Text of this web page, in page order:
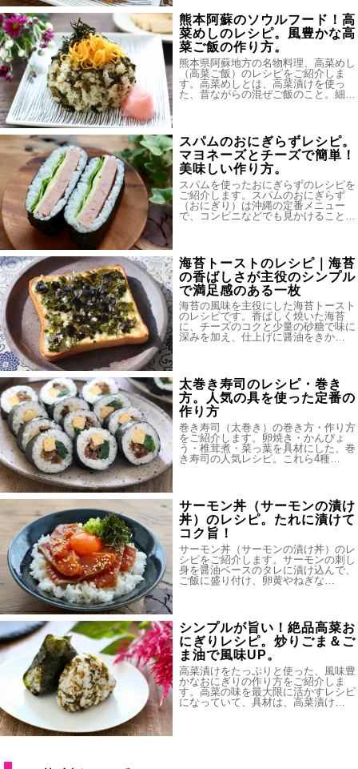
熊本阿蘇のソウルフード！高
菜めしのレシピ。風豊かな高
菜ご飯の作り方。
熊本県阿蘇地方の名物料理、高菜めし
（高菜ご飯）のレシピをご紹介しま
す。高菜めしとは、高菜漬けを使っ
た、昔ながらの混ぜご飯のこと。細…
スパムのおにぎらずレシピ。
マヨネーズとチーズで簡単！
美味しい作り方。
スパムを使ったおにぎらずのレシピを
ご紹介します。スパムのおにぎらず
（おにぎり）は沖縄の定番メニュー
で、コンビニなどでも見かけること…
海苔トーストのレシピ｜海苔
の香ばしさが主役のシンプル
で満足感のある一枚
海苔の風味を主役にした海苔トースト
のレシピです。香ばしく焼いた海苔
に、チーズのコクと少量の砂糖で味に
深みを加え、仕上げに醤油をきか…
太巻き寿司のレシピ・巻き
方。人気の具を使った定番の
作り方
巻き寿司（太巻き）の巻き方・作り方
をご紹介します。卵焼き・かんぴょ
う・椎茸煮・菜っ葉を具材にした、巻
き寿司の人気レシピ。これら4種…
サーモン丼（サーモンの漬け
丼）のレシピ。たれに漬けて
コク旨！
サーモン丼（サーモンの漬け丼）のレ
シピをご紹介します。サーモンの刺し
身を醤油ベースのタレに漬け込んで、
ご飯に盛り付け、卵黄やねぎな…
シンプルが旨い！絶品高菜お
にぎりレシピ。炒りごま＆ご
ま油で風味UP。
高菜漬けをたっぷりと使った、風味豊
かなおにぎりの作り方をご紹介しま
す。高菜の味を最大限に活かすレシピ
になっていて、具材は、高菜漬け…